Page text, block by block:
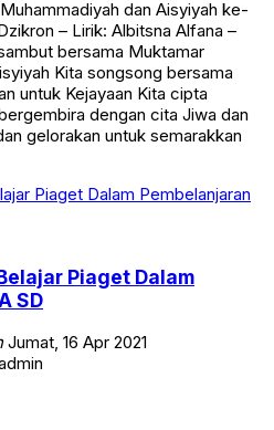
dan Aisyiyah ke-
– Lirik: Albitsna Alfana –
bersama Muktamar
Kita songsong bersama
untuk Kejayaan Kita cipta
dengan cita Jiwa dan
gelorakan untuk semarakkan
Piaget Dalam
SD
Jumat, 16 Apr 2021